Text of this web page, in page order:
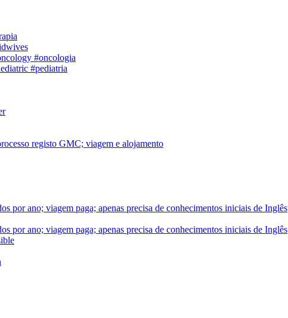
#oncologia
#pediatria
registo GMC; viagem e alojamento
por ano; viagem paga; apenas precisa de conhecimentos iniciais de Inglês
por ano; viagem paga; apenas precisa de conhecimentos iniciais de Inglês